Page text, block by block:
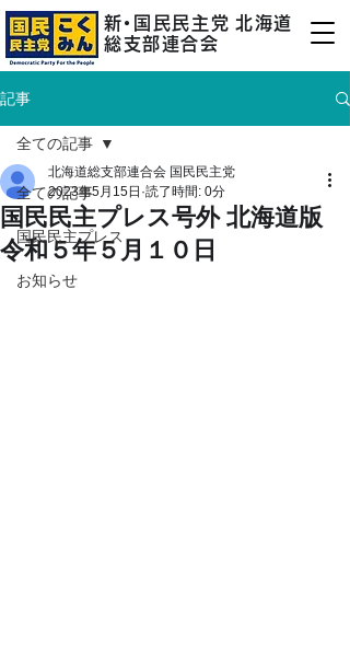
新・ 国民民主 党 北海道
総支部連合会
記事
全ての記事
国民民主プレス
お知らせ
全ての記事
国民民主プレス号外 北海道版
令和５年５月１０日
北海道総支部連合会 国民民主党
2023年5月15日 読了時間: 0分